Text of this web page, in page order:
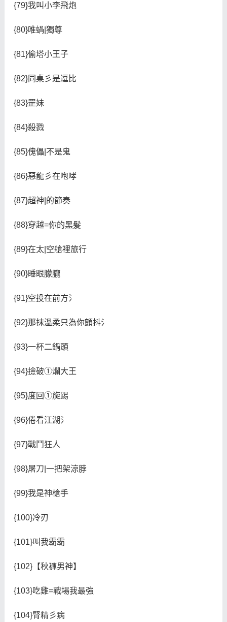
{79}我叫小李飛炮
{80}唯蝸|獨尊
{81}偷塔小王子
{82}同桌彡是逗比
{83}罡妹
{84}殺戮
{85}傀儡|不是鬼
{86}惡龍彡在咆哮
{87}超神|的節奏
{88}穿越=你的黑髮
{89}在太|空艙裡旅行
{90}睡眼朦朧
{91}空投在前方氵
{92}那抹溫柔只為你顫抖氵
{93}一杯二鍋頭
{94}撿破①爛大王
{95}度回①旋踢
{96}倦看江湖氵
{97}戰鬥狂人
{98}屠刀|一把架涼脖
{99}我是神槍手
{100}冷刃
{101}叫我霸霸
{102}【秋褲男神】
{103}吃雞=戰場我最強
{104}腎精彡病